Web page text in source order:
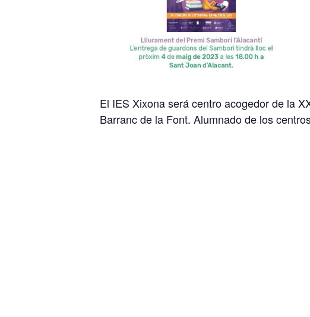
El IES Xixona será centro acogedor de la
Barranc de la Font. Alumnado de los